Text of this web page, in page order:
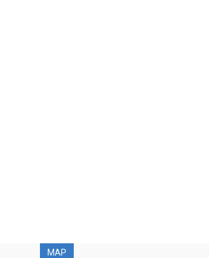
MAP